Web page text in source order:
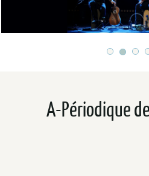
A-Périodique